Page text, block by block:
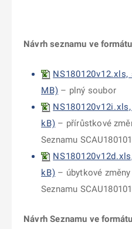
Návrh seznamu ve
MB) – plný soubor
kB) – přírůstkové
Seznamu
kB) – úbytkové
Seznamu
Návrh Seznamu ve